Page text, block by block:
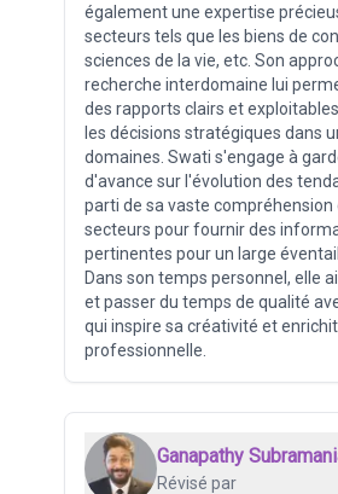
également une expertise
secteurs tels que les biens de
sciences de la vie, etc. Son
recherche interdomaine lui
des rapports clairs et
les décisions stratégiques dans
domaines. Swati s'engage à
d'avance sur l'évolution des
parti de sa vaste
secteurs pour fournir des
pertinentes pour un large
Dans son temps personnel, elle
et passer du temps de qualité
qui inspire sa créativité et
professionnelle.
Ganapathy
Révisé par